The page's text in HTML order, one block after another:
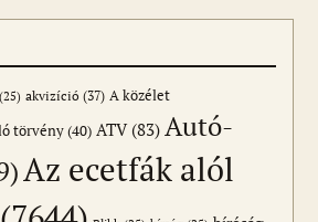
(25) akvizíció (37) A közélet
törvény(40) ATV(83) Autó-
Az ecetfák alól